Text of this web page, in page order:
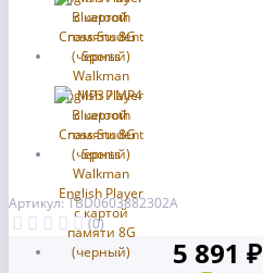
Артикул: TBD0603882302A
(0)
5 891 ₽